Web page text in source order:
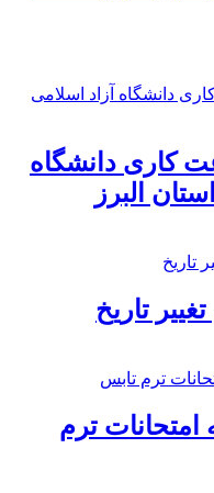
کاری دانشگاه
البرز
تاریخ
ترم